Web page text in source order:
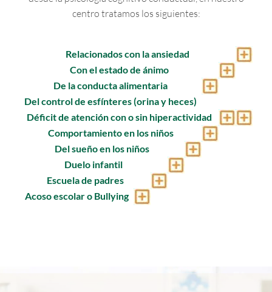
centro tratamos los siguientes:
Relacionados con la ansiedad
Con el estado de ánimo
De la conducta alimentaria
Del control de esfínteres (orina y heces)
Déficit de atención con o sin hiperactividad
Comportamiento en los niños
Del sueño en los niños
Duelo infantil
Escuela de padres
Acoso escolar o Bullying